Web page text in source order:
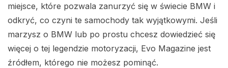
miejsce, które pozwala zanurzyć się w świecie BMW i
odkryć, co czyni te samochody tak wyjątkowymi. Jeśli
marzysz o BMW lub po prostu chcesz dowiedzieć się
więcej o tej legendzie motoryzacji, Evo Magazine jest
źródłem, którego nie możesz pominąć.